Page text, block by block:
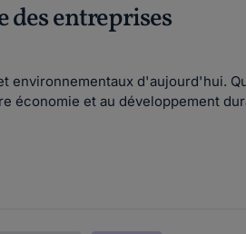
des entreprises
environnementaux d'aujourd'hui.
économie et au développement